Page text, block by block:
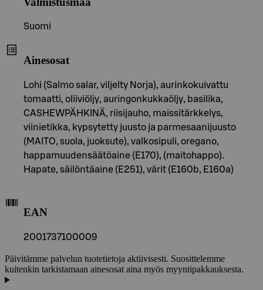
Suomi
Ainesosat
Lohi (Salmo salar, viljelty Norja), aurinkokuivattu
tomaatti, oliiviöljy, auringonkukkaöljy, basilika,
CASHEWPÄHKINÄ, riisijauho, maissitärkkelys,
viinietikka, kypsytetty juusto ja parmesaanijuusto
(MAITO, suola, juoksute), valkosipuli, oregano,
happamuudensäätöaine (E170), (maitohappo).
Hapate, säilöntäaine (E251), värit (E160b, E160a)
EAN
2001737100009
Päivitämme palvelun tuotetietoja aktiivisesti. Suosittelemme
kuitenkin tarkistamaan ainesosat aina myös myyntipakkauksesta.